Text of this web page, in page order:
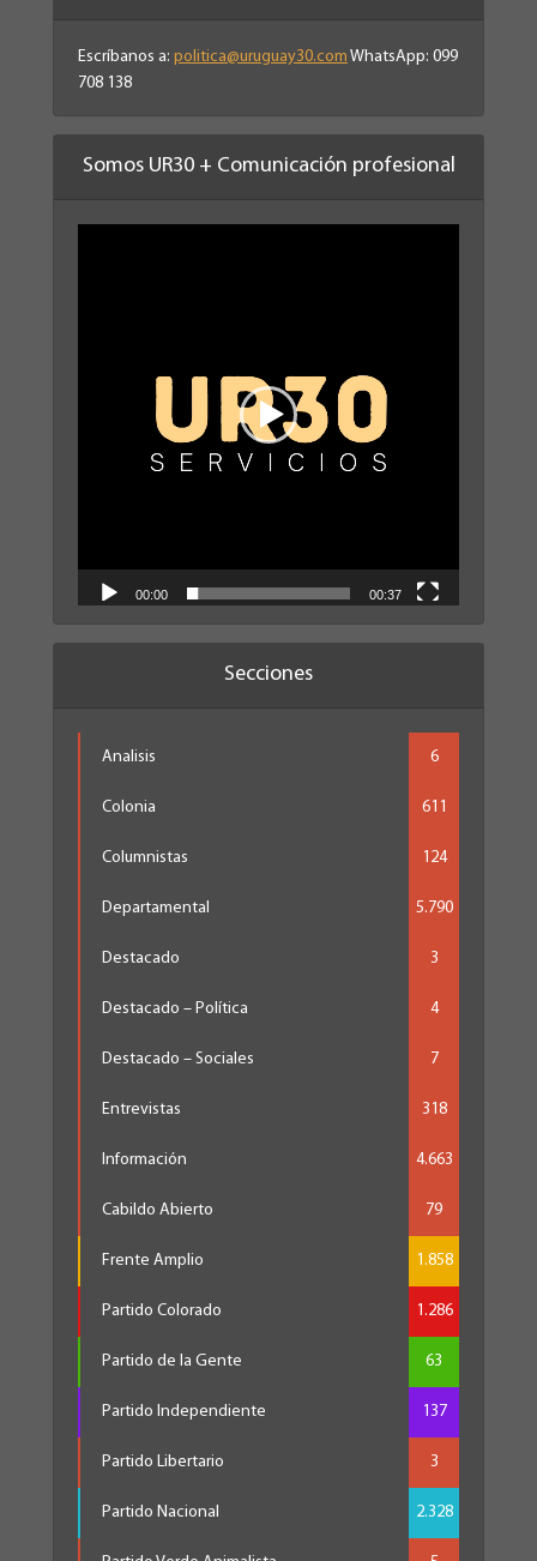
Escríbanos a: politica@uruguay30.com WhatsApp: 099
708 138
Somos UR30 + Comunicación profesional
00:00 00:37
Secciones
Analisis 6
Colonia 611
Columnistas 124
Departamental 5.790
Destacado 3
Destacado – Política 4
Destacado – Sociales 7
Entrevistas 318
Información 4.663
Cabildo Abierto 79
Frente Amplio 1.858
Partido Colorado 1.286
Partido de la Gente 63
Partido Independiente 137
Partido Libertario 3
Partido Nacional 2.328